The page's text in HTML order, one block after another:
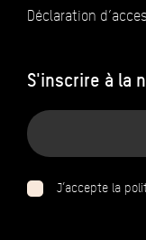
Déclaration
S'inscrire à la
Adresse
email
J’accepte la